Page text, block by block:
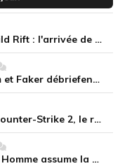
Les champions disponibles sur Wild Rift : l'arrivée de Cho'Gath
« La confiance est de retour » Tom et Faker débriefent la victoire convaincante de T1 face à Dplus KIA
Gentle Mates acte son retrait de Counter-Strike 2, le roster ibérique libéré
« Je nous ai fait perdre ce match » Homme assume la responsabilité de la défaite de HLE face à Gen.G